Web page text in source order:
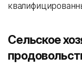
Сельское